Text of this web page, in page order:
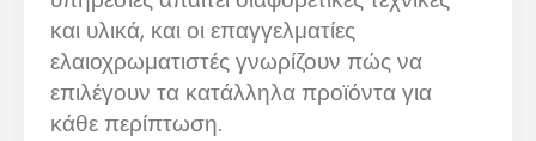
και υλικά, και οι επαγγελματίες
ελαιοχρωματιστές γνωρίζουν πώς να
επιλέγουν τα κατάλληλα προϊόντα για
κάθε περίπτωση.